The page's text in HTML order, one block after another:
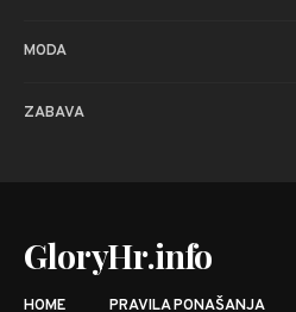
MODA
ZABAVA
GloryHr.info
HOME PRAVILA PONAŠANJA